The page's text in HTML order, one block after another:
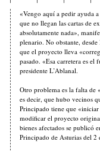
«Vengo aquí a pedir ayuda
que no llegan las cartas de
absolutamente nada»,
plenario. No obstante,
que el proyecto lleva
pasado. «Esa carretera es
presidente L’Ablanal.
Otro problema es la falta de
es decir, que hubo vecinos
Principado tiene que
modificar el proyecto
bienes afectados se publicó
Principado de Asturias del 2